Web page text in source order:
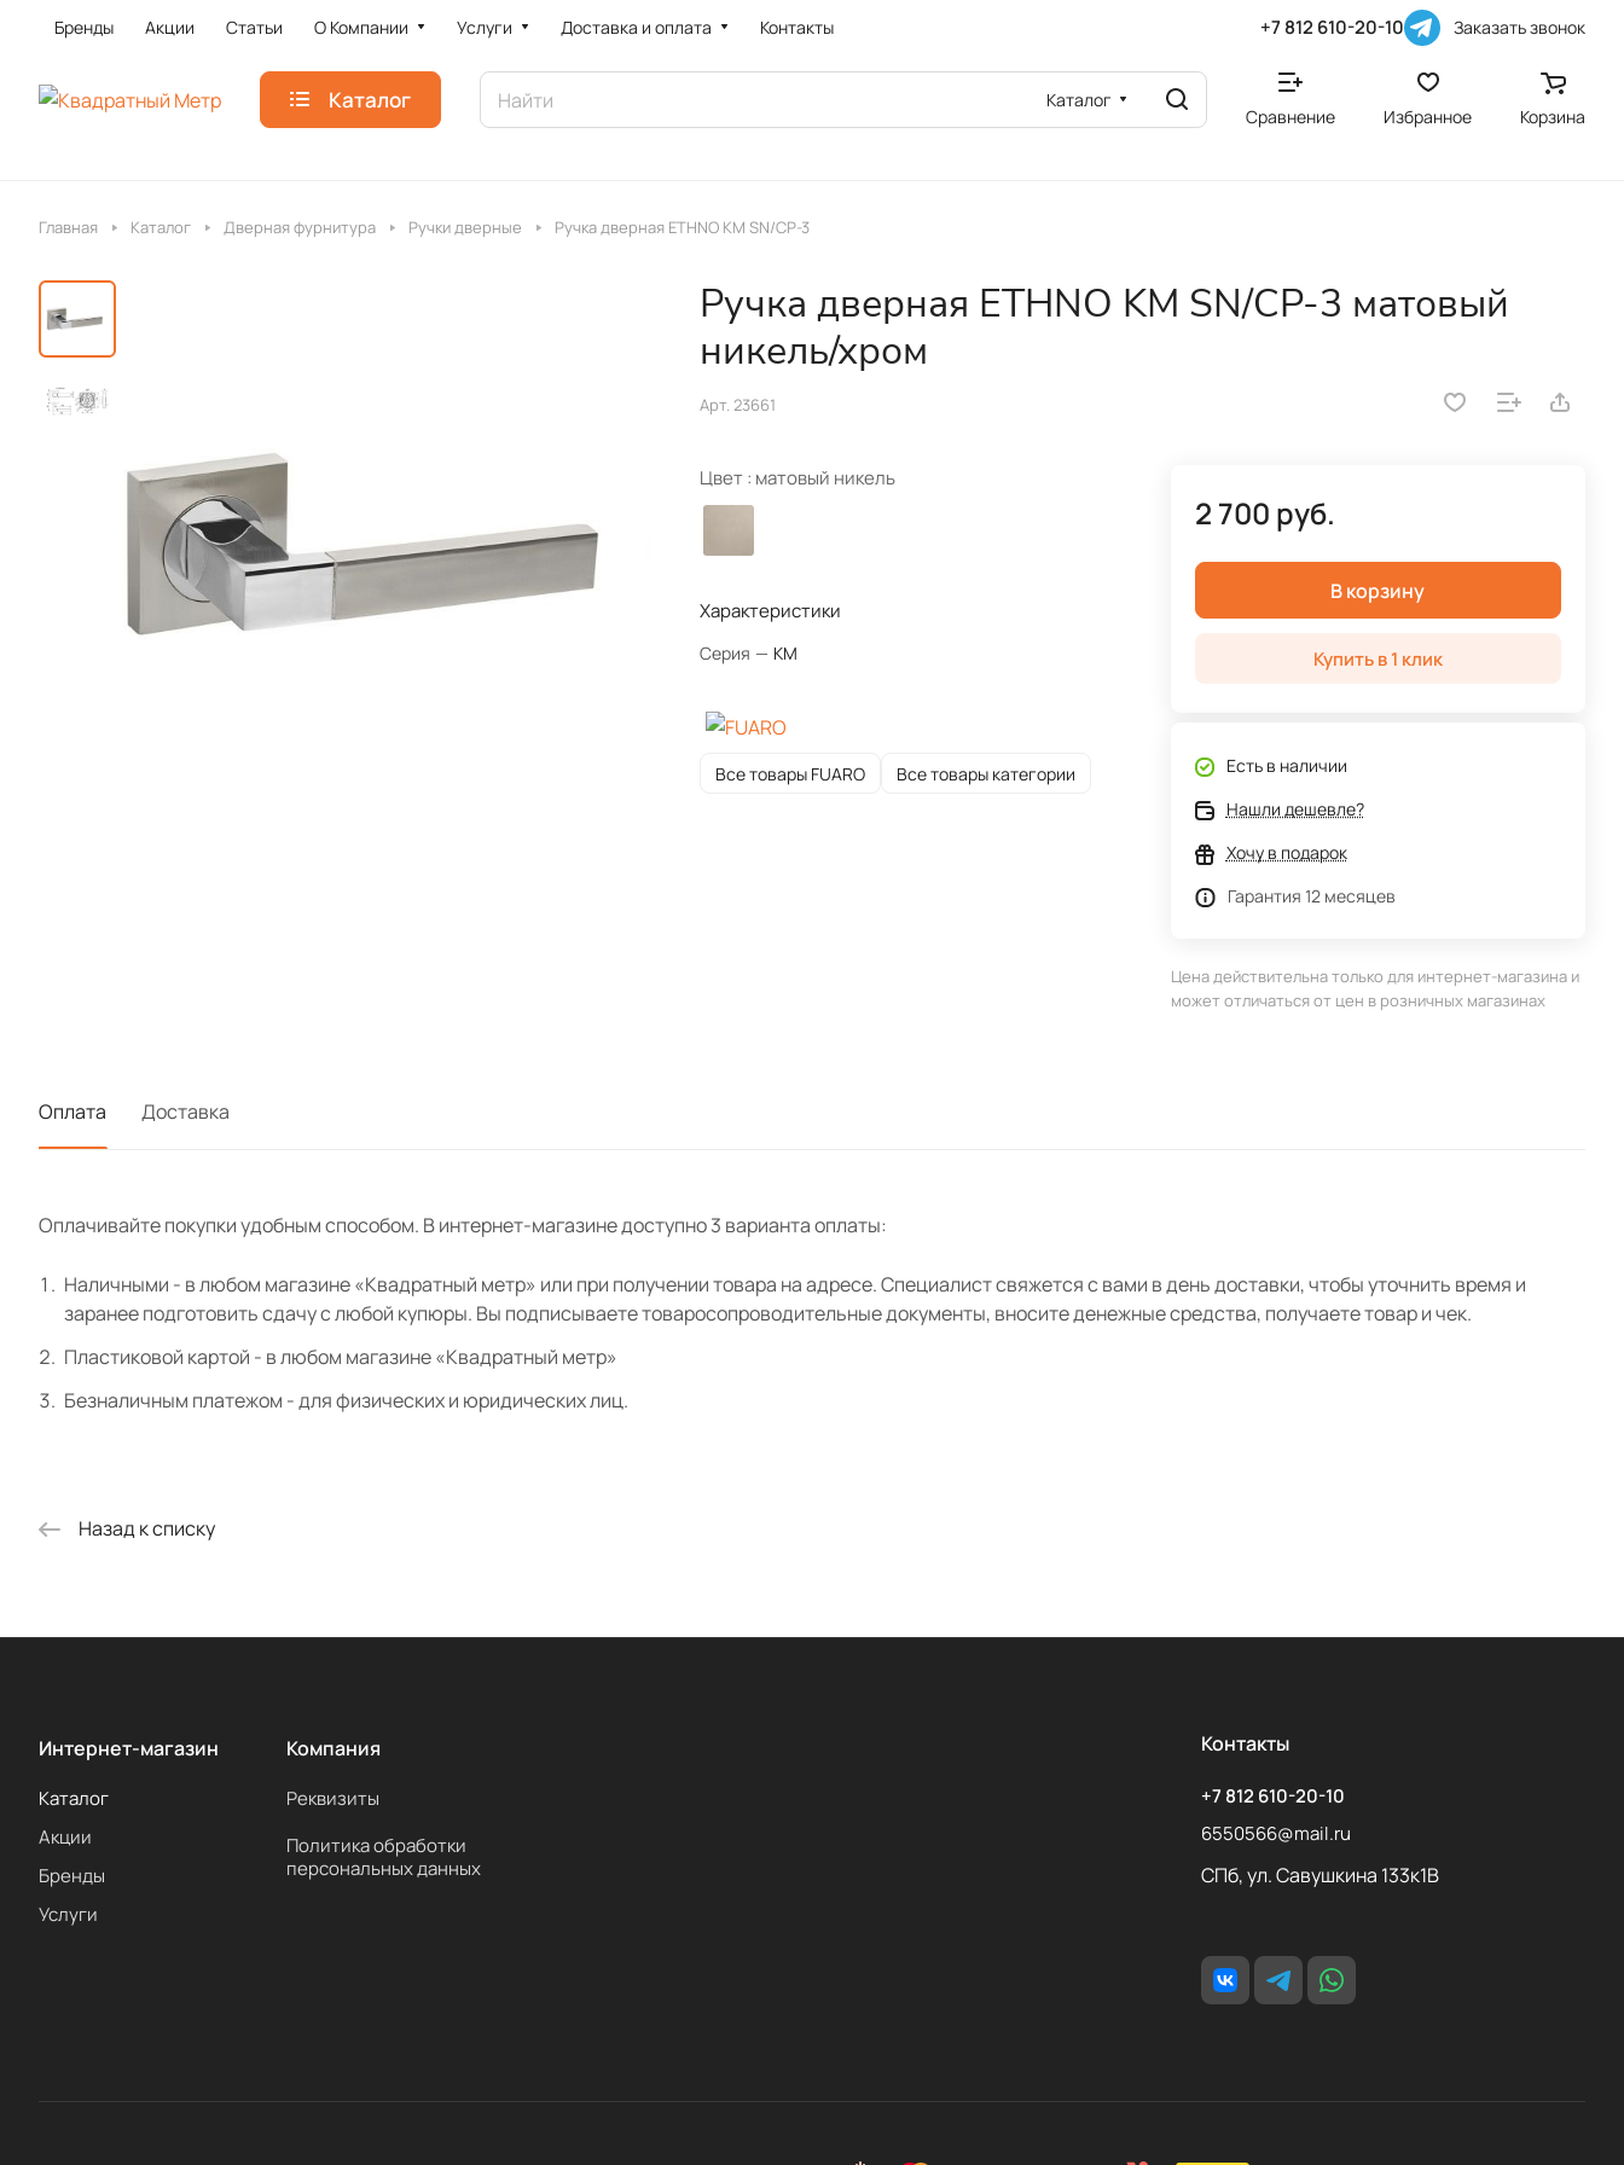
Бренды Акции Статьи О Компании Услуги Доставка и оплата Контакты +7 812 610-20-10 Заказать звонок
Каталог Каталог
Сравнение Избранное Корзина
Главная Каталог Дверная фурнитура Ручки дверные Ручка дверная ETHNO KM SN/CP-3
Ручка дверная ETHNO KM SN/CP-3 матовый
никель/хром
Арт. 23661
Цвет : матовый никель
Характеристики
Серия — KM
Все товары FUARO Все товары категории
2 700 руб.
В корзину
Купить в 1 клик
Есть в наличии
Нашли дешевле?
Хочу в подарок
Гарантия 12 месяцев
Цена действительна только для интернет-магазина и
может отличаться от цен в розничных магазинах
Оплата Доставка
Оплачивайте покупки удобным способом. В интернет-магазине доступно 3 варианта оплаты:
Наличными - в любом магазине «Квадратный метр» или при получении товара на адресе. Специалист свяжется с вами в день доставки, чтобы уточнить время и
заранее подготовить сдачу с любой купюры. Вы подписываете товаросопроводительные документы, вносите денежные средства, получаете товар и чек.
Пластиковой картой - в любом магазине «Квадратный метр»
Безналичным платежом - для физических и юридических лиц.
Назад к списку
Интернет-магазин
Каталог
Акции
Бренды
Услуги
Компания
Реквизиты
Политика обработки
персональных данных
Контакты
+7 812 610-20-10
6550566@mail.ru
СПб, ул. Савушкина 133к1В